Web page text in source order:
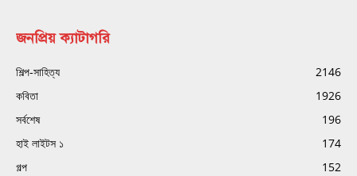
জনপ্রিয় ক্যাটাগরি
শিল্প-সাহিত্য
2146
কবিতা
1926
সর্বশেষ
196
হাই লাইটস ১
174
গল্প
152